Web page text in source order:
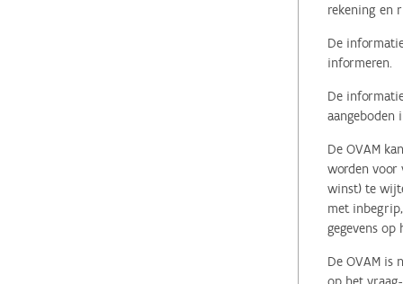
rekening en
De
informeren.
De
aangeboden
De OVAM
worden voor
winst) te
met
gegevens
De OVAM is